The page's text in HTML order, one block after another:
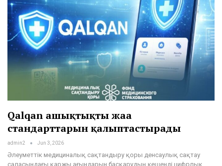
Qalqan ашықтықтың жаңа
стандарттарын қалыптастырады
admin2 Jun 3, 2026
Әлеуметтік медициналық сақтандыру қоры денсаулық сақтау
саласындағы қаржы ағындарын басқарудың кешенді цифрлық